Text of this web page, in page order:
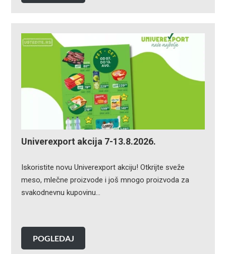
Univerexport akcija 7-13.8.2026.
Iskoristite novu Univerexport akciju! Otkrijte sveže
meso, mlečne proizvode i još mnogo proizvoda za
svakodnevnu kupovinu…
POGLEDAJ